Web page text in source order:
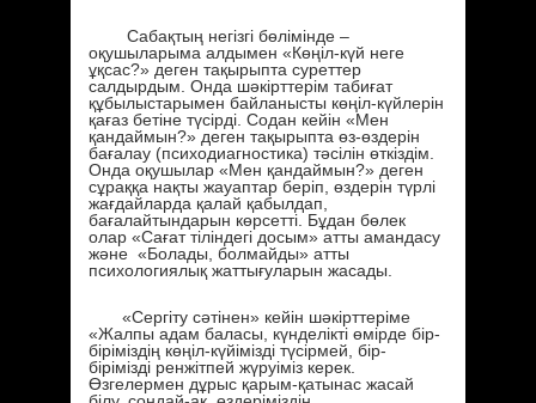
Сабақтың негізгі бөлімінде –
оқушыларыма алдымен «Көңіл-күй неге
ұқсас?» деген тақырыпта суреттер
салдырдым. Онда шәкірттерім табиғат
құбылыстарымен байланысты көңіл-күйлерін
қағаз бетіне түсірді. Содан кейін «Мен
қандаймын?» деген тақырыпта өз-өздерін
бағалау (психодиагностика) тәсілін өткіздім.
Онда оқушылар «Мен қандаймын?» деген
сұраққа нақты жауаптар беріп, өздерін түрлі
жағдайларда қалай қабылдап,
бағалайтындарын көрсетті. Бұдан бөлек
олар «Сағат тіліндегі досым» атты амандасу
және «Болады, болмайды» атты
психологиялық жаттығуларын жасады.
«Сергіту сәтінен» кейін шәкірттеріме
«Жалпы адам баласы, күнделікті өмірде бір-
біріміздің көңіл-күйімізді түсірмей, бір-
бірімізді ренжітпей жүруіміз керек.
Өзгелермен дұрыс қарым-қатынас жасай